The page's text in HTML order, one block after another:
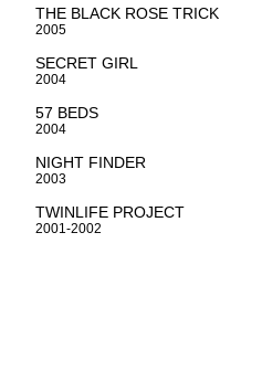
THE BLACK ROSE TRICK
2005
SECRET GIRL
2004
57 BEDS
2004
NIGHT FINDER
2003
TWINLIFE PROJECT
2001-2002